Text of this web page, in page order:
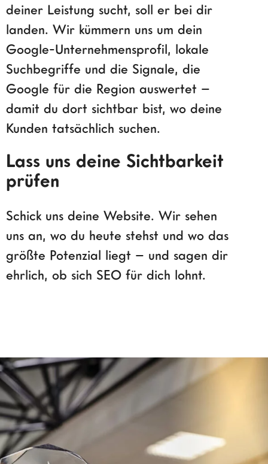
deiner Leistung sucht, soll er bei dir
landen. Wir kümmern uns um dein
Google-Unternehmensprofil, lokale
Suchbegriffe und die Signale, die
Google für die Region auswertet –
damit du dort sichtbar bist, wo deine
Kunden tatsächlich suchen.
Lass uns deine Sichtbarkeit
prüfen
Schick uns deine Website. Wir sehen
uns an, wo du heute stehst und wo das
größte Potenzial liegt – und sagen dir
ehrlich, ob sich SEO für dich lohnt.